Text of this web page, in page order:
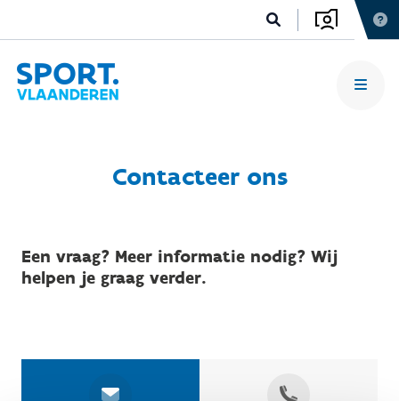
Contacteer ons
Een vraag? Meer informatie nodig? Wij
helpen je graag verder.